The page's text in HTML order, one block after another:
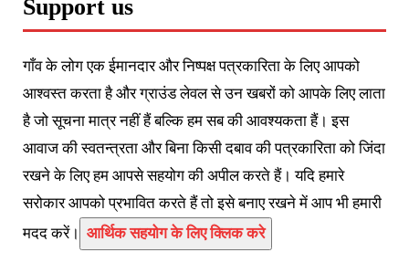
Support us
गाँव के लोग एक ईमानदार और निष्पक्ष पत्रकारिता के लिए आपको
आश्वस्त करता है और ग्राउंड लेवल से उन खबरों को आपके लिए लाता
है जो सूचना मात्र नहीं हैं बल्कि हम सब की आवश्यकता हैं। इस
आवाज की स्वतन्त्रता और बिना किसी दबाव की पत्रकारिता को जिंदा
रखने के लिए हम आपसे सहयोग की अपील करते हैं। यदि हमारे
सरोकार आपको प्रभावित करते हैं तो इसे बनाए रखने में आप भी हमारी
मदद करें। आर्थिक सहयोग के लिए क्लिक करे